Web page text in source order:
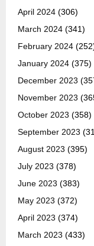
April 2024 (306)
March 2024 (341)
February 2024
January 2024 (375)
December 2023
November 2023
October 2023 (358)
September 2023
August 2023 (395)
July 2023 (378)
June 2023 (383)
May 2023 (372)
April 2023 (374)
March 2023 (433)